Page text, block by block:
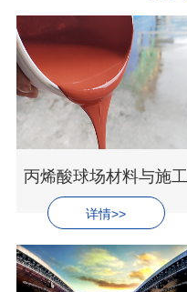
丙烯酸球场材料与施工
详情>>